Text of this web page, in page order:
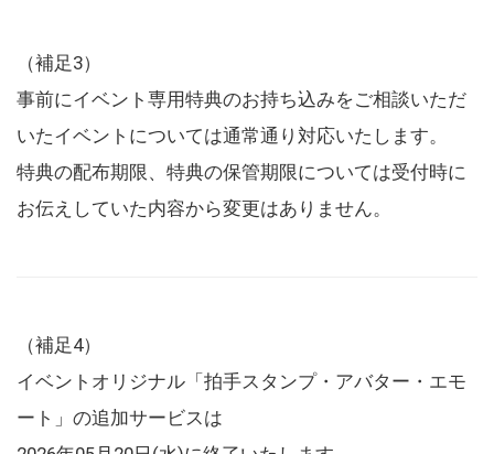
（補足3）
事前にイベント専用特典のお持ち込みをご相談いただ
いたイベントについては通常通り対応いたします。
特典の配布期限、特典の保管期限については受付時に
お伝えしていた内容から変更はありません。
（補足4）
イベントオリジナル「拍手スタンプ・アバター・エモ
ート」の追加サービスは